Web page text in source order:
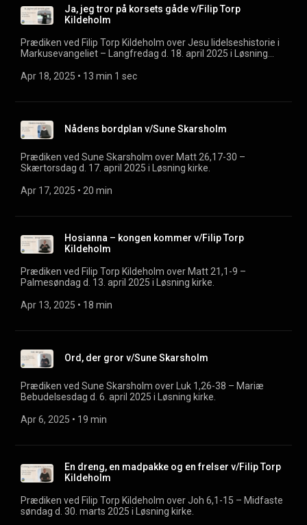
Ja, jeg tror på korsets gåde v/Filip Torp
Kildeholm
Prædiken ved Filip Torp Kildeholm over Jesu lidelseshistorie i
Markusevangeliet – Langfredag d. 18. april 2025 i Løsning
Apr 18, 2025 • 13 min 1 sec
Nådens bordplan v/Sune Skarsholm
Prædiken ved Sune Skarsholm over Matt 26,17-30 –
Skærtorsdag d. 17. april 2025 i Løsning kirke.
Apr 17, 2025 • 20 min
Hosianna – kongen kommer v/Filip Torp
Kildeholm
Prædiken ved Filip Torp Kildeholm over Matt 21,1-9 –
Palmesøndag d. 13. april 2025 i Løsning kirke.
Apr 13, 2025 • 18 min
Ord, der gror v/Sune Skarsholm
Prædiken ved Sune Skarsholm over Luk 1,26-38 – Mariæ
Bebudelsesdag d. 6. april 2025 i Løsning kirke.
Apr 6, 2025 • 19 min
En dreng, en madpakke og en frelser v/Filip Torp
Kildeholm
Prædiken ved Filip Torp Kildeholm over Joh 6,1-15 – Midfaste
søndag d. 30. marts 2025 i Løsning kirke.